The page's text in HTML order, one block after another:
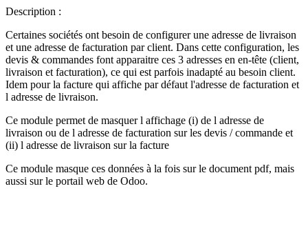
Description :
Certaines sociétés ont besoin de configurer une adresse de livraison
et une adresse de facturation par client. Dans cette configuration, les
devis & commandes font apparaitre ces 3 adresses en en-tête (client,
livraison et facturation), ce qui est parfois inadapté au besoin client.
Idem pour la facture qui affiche par défaut l'adresse de facturation et
l adresse de livraison.
Ce module permet de masquer l affichage (i) de l adresse de
livraison ou de l adresse de facturation sur les devis / commande et
(ii) l adresse de livraison sur la facture
Ce module masque ces données à la fois sur le document pdf, mais
aussi sur le portail web de Odoo.